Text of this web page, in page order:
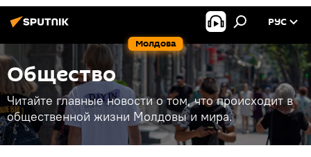
Молдова
РУС
Общество
Читайте главные новости о том, что происходит в
общественной жизни Молдовы и мира.